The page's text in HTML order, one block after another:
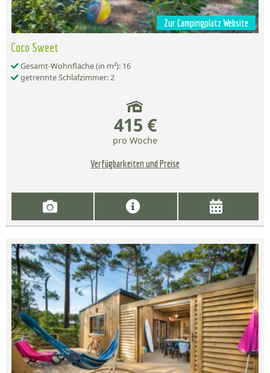
Zur Campingplatz Website
Coco Sweet
Gesamt-Wohnfläche (in m²): 16
getrennte Schlafzimmer: 2
415 €
pro Woche
Verfügbarkeiten und Preise